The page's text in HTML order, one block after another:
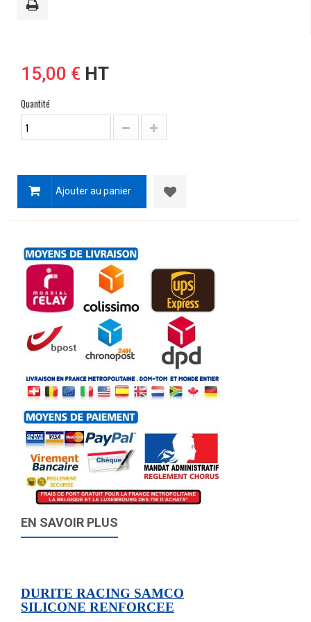
15,00 € HT
Quantité
Ajouter au panier
EN SAVOIR PLUS
DURITE RACING SAMCO
SILICONE RENFORCEE